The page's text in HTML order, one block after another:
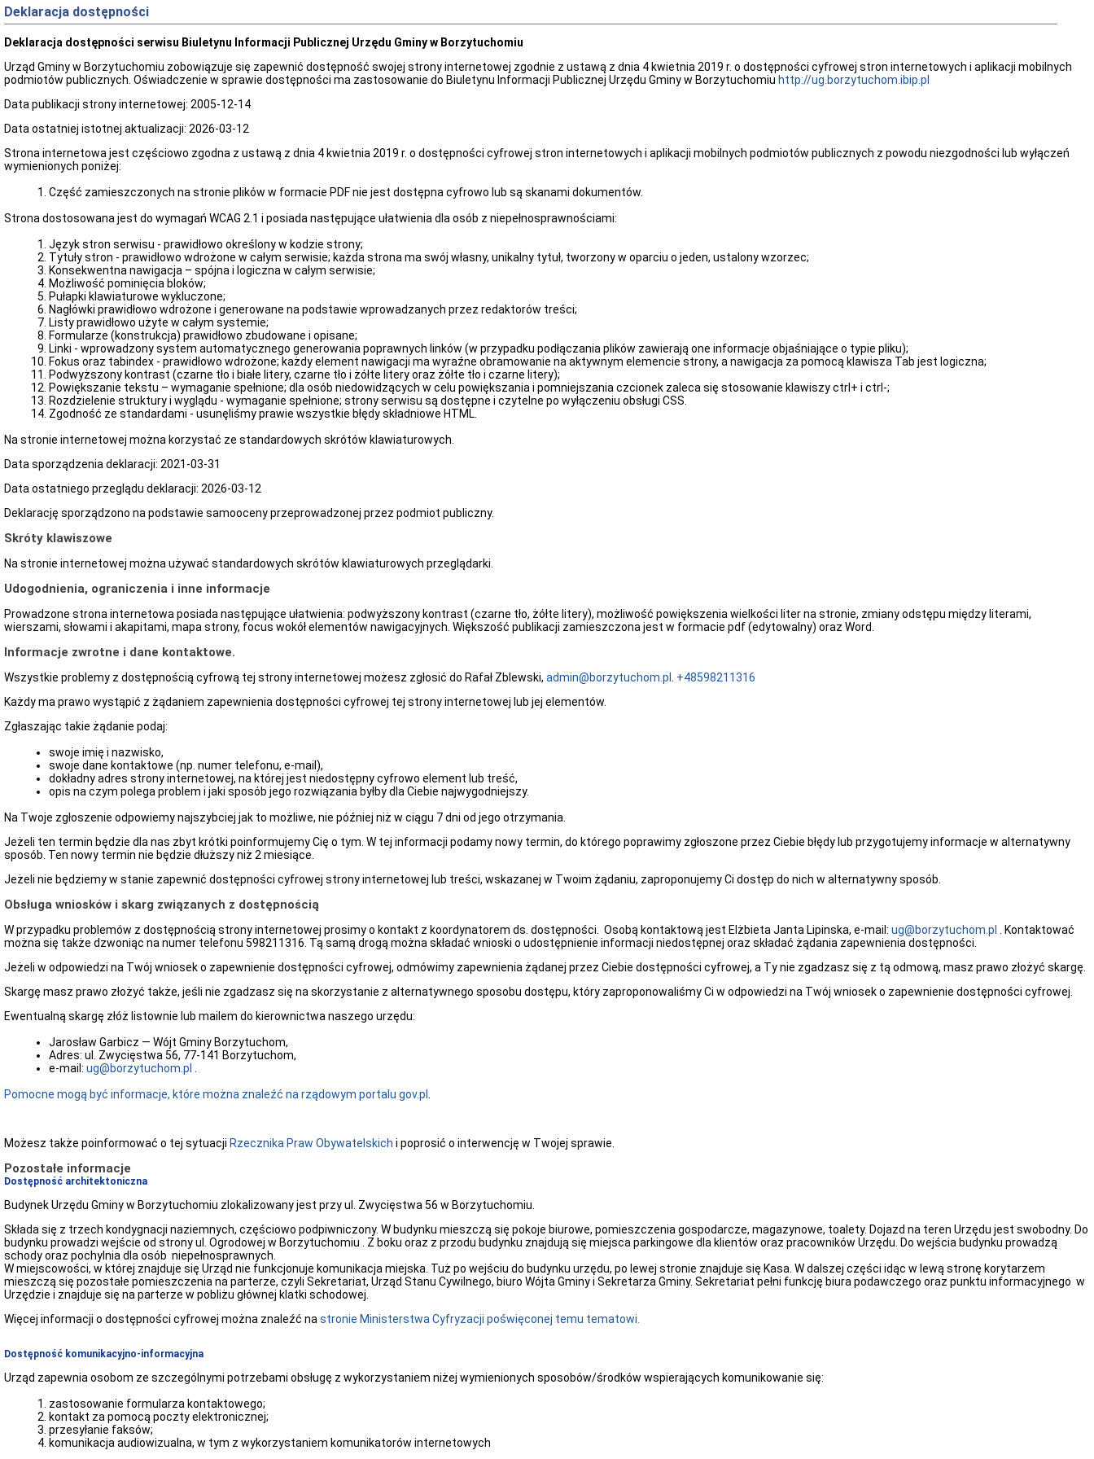
Deklaracja dostępności
Deklaracja dostępności serwisu Biuletynu Informacji Publicznej Urzędu Gminy w Borzytuchomiu
Urząd Gminy w Borzytuchomiu zobowiązuje się zapewnić dostępność swojej strony internetowej zgodnie z ustawą z dnia 4 kwietnia 2019 r. o dostępności cyfrowej stron internetowych i aplikacji mobilnych
podmiotów publicznych. Oświadczenie w sprawie dostępności ma zastosowanie do Biuletynu Informacji Publicznej Urzędu Gminy w Borzytuchomiu http://ug.borzytuchom.ibip.pl
Data publikacji strony internetowej: 2005-12-14
Data ostatniej istotnej aktualizacji: 2026-03-12
Strona internetowa jest częściowo zgodna z ustawą z dnia 4 kwietnia 2019 r. o dostępności cyfrowej stron internetowych i aplikacji mobilnych podmiotów publicznych z powodu niezgodności lub wyłączeń
wymienionych poniżej:
Część zamieszczonych na stronie plików w formacie PDF nie jest dostępna cyfrowo lub są skanami dokumentów.
Strona dostosowana jest do wymagań WCAG 2.1 i posiada następujące ułatwienia dla osób z niepełnosprawnościami:
Język stron serwisu - prawidłowo określony w kodzie strony;
Tytuły stron - prawidłowo wdrożone w całym serwisie; każda strona ma swój własny, unikalny tytuł, tworzony w oparciu o jeden, ustalony wzorzec;
Konsekwentna nawigacja – spójna i logiczna w całym serwisie;
Możliwość pominięcia bloków;
Pułapki klawiaturowe wykluczone;
Nagłówki prawidłowo wdrożone i generowane na podstawie wprowadzanych przez redaktorów treści;
Listy prawidłowo użyte w całym systemie;
Formularze (konstrukcja) prawidłowo zbudowane i opisane;
Linki - wprowadzony system automatycznego generowania poprawnych linków (w przypadku podłączania plików zawierają one informacje objaśniające o typie pliku);
Fokus oraz tabindex - prawidłowo wdrożone; każdy element nawigacji ma wyraźne obramowanie na aktywnym elemencie strony, a nawigacja za pomocą klawisza Tab jest logiczna;
Podwyższony kontrast (czarne tło i białe litery, czarne tło i żółte litery oraz żółte tło i czarne litery);
Powiększanie tekstu – wymaganie spełnione; dla osób niedowidzących w celu powiększania i pomniejszania czcionek zaleca się stosowanie klawiszy ctrl+ i ctrl-;
Rozdzielenie struktury i wyglądu - wymaganie spełnione; strony serwisu są dostępne i czytelne po wyłączeniu obsługi CSS.
Zgodność ze standardami - usunęliśmy prawie wszystkie błędy składniowe HTML.
Na stronie internetowej można korzystać ze standardowych skrótów klawiaturowych.
Data sporządzenia deklaracji: 2021-03-31
Data ostatniego przeglądu deklaracji: 2026-03-12
Deklarację sporządzono na podstawie samooceny przeprowadzonej przez podmiot publiczny.
Skróty klawiszowe
Na stronie internetowej można używać standardowych skrótów klawiaturowych przeglądarki.
Udogodnienia, ograniczenia i inne informacje
Prowadzone strona internetowa posiada następujące ułatwienia: podwyższony kontrast (czarne tło, żółte litery), możliwość powiększenia wielkości liter na stronie, zmiany odstępu między literami,
wierszami, słowami i akapitami, mapa strony, focus wokół elementów nawigacyjnych. Większość publikacji zamieszczona jest w formacie pdf (edytowalny) oraz Word.
Informacje zwrotne i dane kontaktowe.
Wszystkie problemy z dostępnością cyfrową tej strony internetowej możesz zgłosić do Rafał Zblewski, admin@borzytuchom.pl
+48598211316
Każdy ma prawo wystąpić z żądaniem zapewnienia dostępności cyfrowej tej strony internetowej lub jej elementów.
Zgłaszając takie żądanie podaj:
swoje imię i nazwisko,
swoje dane kontaktowe (np. numer telefonu, e-mail),
dokładny adres strony internetowej, na której jest niedostępny cyfrowo element lub treść,
opis na czym polega problem i jaki sposób jego rozwiązania byłby dla Ciebie najwygodniejszy.
Na Twoje zgłoszenie odpowiemy najszybciej jak to możliwe, nie później niż w ciągu 7 dni od jego otrzymania.
Jeżeli ten termin będzie dla nas zbyt krótki poinformujemy Cię o tym. W tej informacji podamy nowy termin, do którego poprawimy zgłoszone przez Ciebie błędy lub przygotujemy informacje w alternatywny
sposób. Ten nowy termin nie będzie dłuższy niż 2 miesiące.
Jeżeli nie będziemy w stanie zapewnić dostępności cyfrowej strony internetowej lub treści, wskazanej w Twoim żądaniu, zaproponujemy Ci dostęp do nich w alternatywny sposób.
Obsługa wniosków i skarg związanych z dostępnością
W przypadku problemów z dostępnością strony internetowej prosimy o kontakt z koordynatorem ds. dostępności. Osobą kontaktową jest Elżbieta Janta Lipinska, e-mail: ug@borzytuchom.pl
. Kontaktować
można się także dzwoniąc na numer telefonu 598211316. Tą samą drogą można składać wnioski o udostępnienie informacji niedostępnej oraz składać żądania zapewnienia dostępności.
Jeżeli w odpowiedzi na Twój wniosek o zapewnienie dostępności cyfrowej, odmówimy zapewnienia żądanej przez Ciebie dostępności cyfrowej, a Ty nie zgadzasz się z tą odmową, masz prawo złożyć skargę.
Skargę masz prawo złożyć także, jeśli nie zgadzasz się na skorzystanie z alternatywnego sposobu dostępu, który zaproponowaliśmy Ci w odpowiedzi na Twój wniosek o zapewnienie dostępności cyfrowej.
Ewentualną skargę złóż listownie lub mailem do kierownictwa naszego urzędu:
Jarosław Garbicz — Wójt Gminy Borzytuchom,
Adres: ul. Zwycięstwa 56, 77-141 Borzytuchom,
e-mail: ug@borzytuchom.pl
Pomocne mogą być informacje, które można znaleźć na rządowym portalu gov.pl
Możesz także poinformować o tej sytuacji Rzecznika Praw Obywatelskich i poprosić o interwencję w Twojej sprawie.
Pozostałe informacje
Dostępność architektoniczna
Budynek Urzędu Gminy w Borzytuchomiu zlokalizowany jest przy ul. Zwycięstwa 56 w Borzytuchomiu.
Składa się z trzech kondygnacji naziemnych, częściowo podpiwniczony. W budynku mieszczą się pokoje biurowe, pomieszczenia gospodarcze, magazynowe, toalety. Dojazd na teren Urzędu jest swobodny. Do
budynku prowadzi wejście od strony ul. Ogrodowej w Borzytuchomiu . Z boku oraz z przodu budynku znajdują się miejsca parkingowe dla klientów oraz pracowników Urzędu. Do wejścia budynku prowadzą
schody oraz pochylnia dla osób niepełnosprawnych.
W miejscowości, w której znajduje się Urząd nie funkcjonuje komunikacja miejska. Tuż po wejściu do budynku urzędu, po lewej stronie znajduje się Kasa. W dalszej części idąc w lewą stronę korytarzem
mieszczą się pozostałe pomieszczenia na parterze, czyli Sekretariat, Urząd Stanu Cywilnego, biuro Wójta Gminy i Sekretarza Gminy. Sekretariat pełni funkcję biura podawczego oraz punktu informacyjnego w
Urzędzie i znajduje się na parterze w pobliżu głównej klatki schodowej.
Więcej informacji o dostępności cyfrowej można znaleźć na stronie Ministerstwa Cyfryzacji poświęconej temu tematowi.
Dostępność komunikacyjno-informacyjna
Urząd zapewnia osobom ze szczególnymi potrzebami obsługę z wykorzystaniem niżej wymienionych sposobów/środków wspierających komunikowanie się:
zastosowanie formularza kontaktowego;
kontakt za pomocą poczty elektronicznej;
przesyłanie faksów;
komunikacja audiowizualna, w tym z wykorzystaniem komunikatorów internetowych